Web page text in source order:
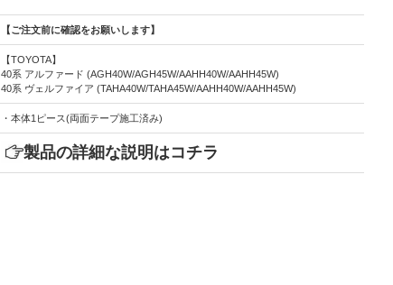
【ご注文前に確認をお願いします】
【TOYOTA】
40系 アルファード (AGH40W/AGH45W/AAHH40W/AAHH45W)
40系 ヴェルファイア (TAHA40W/TAHA45W/AAHH40W/AAHH45W)
・本体1ピース(両面テープ施工済み)
製品の詳細な説明はコチラ